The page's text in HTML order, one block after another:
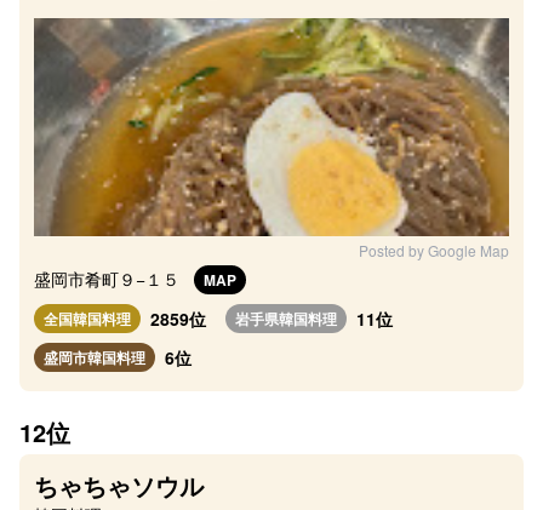
Posted by Google Map
盛岡市肴町９−１５
MAP
全国韓国料理
2859位 岩手県韓国料理 11位
盛岡市韓国料理 6位
12位
ちゃちゃソウル